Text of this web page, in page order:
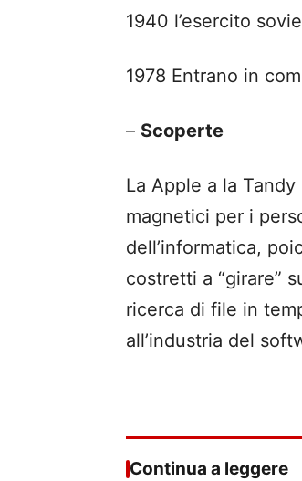
1940 l’esercito
1978 Entrano in
– Scoperte
La Apple a la
magnetici per i
dell’informatica,
costretti a “girare”
ricerca di file in
all’industria del
Continua a leggere